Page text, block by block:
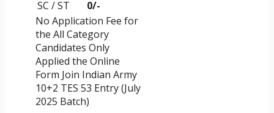
SC / ST
0/-
No Application Fee for
the All Category
Candidates Only
Applied the Online
Form Join Indian Army
10+2 TES 53 Entry (July
2025 Batch)